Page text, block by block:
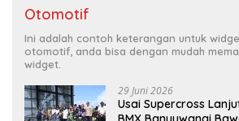
Otomotif
Ini adalah contoh keterangan untuk
otomotif, anda bisa dengan mudah
widget.
29 Juni 2026
Usai Supercross